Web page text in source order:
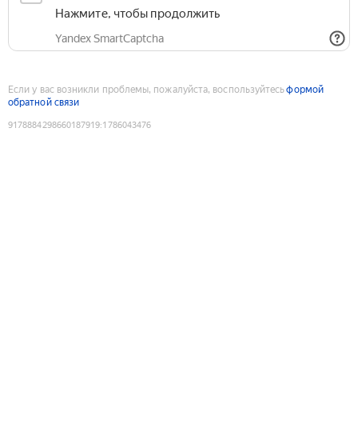
Нажмите, чтобы продолжить
Yandex SmartCaptcha
Если у вас возникли проблемы, пожалуйста, воспользуйтесьформой
обратной связи
9178884298660187919:1786043476